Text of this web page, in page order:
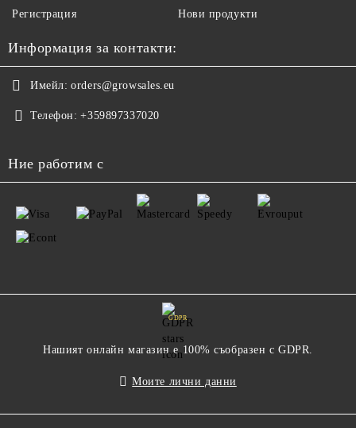
Регистрация Нови продукти
Информация за контакти:
Имейл: orders@growsales.eu
Телефон: +359897337020
Ние работим с
GDPR
Нашият онлайн магазин е 100% съобразен с GDPR.
Моите лични данни